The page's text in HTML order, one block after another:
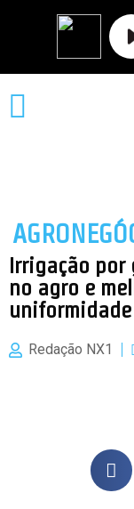
Irrigação por
no agro e
Redação NX1